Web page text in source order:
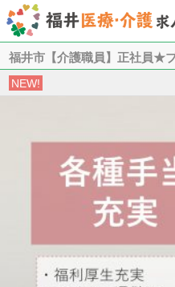
福井市【介護職員】正社員★
NEW!